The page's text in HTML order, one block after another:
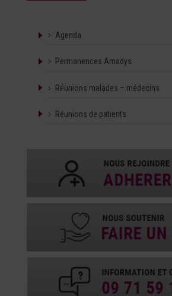
Agenda
Permanences Amadys
Réunions malades – médecins
Réunions de patients